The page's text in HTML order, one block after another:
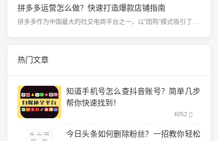
拼多多运营怎么做？快速打造爆款店铺指南
拼多多作为中国最大的社交电商平台之一，以“团购”模式吸引了大批用户。对于卖家来说，拼多多不仅是一个销...
热门文章
知道手机号怎么查抖音账号？简单几步
帮你快速找到！
4052
今日头条如何删除粉丝？一招教你轻松